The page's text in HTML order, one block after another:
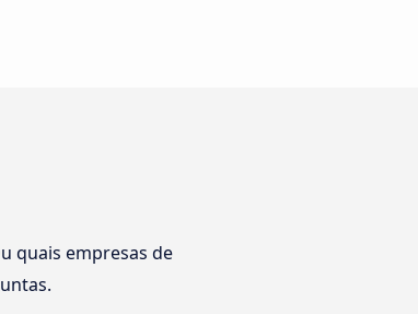
quais empresas de